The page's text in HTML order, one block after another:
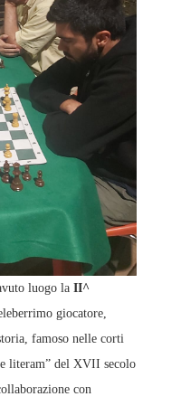
luogo la II^
giocatore,
famoso nelle corti
literam” del XVII secolo
con